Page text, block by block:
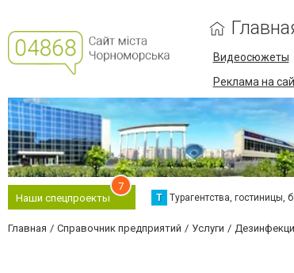
Видеосюжеты
Реклама на
Наши спецпроекты
7
Т Турагентства, гостиницы,
Главная Справочник предприятий Услуги